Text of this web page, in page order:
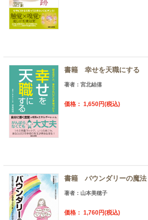
書籍 幸せを天職にする
著者：宮北結僖
価格： 1,650円(税込)
書籍 バウンダリーの魔法
著者：山本美穂子
価格： 1,760円(税込)